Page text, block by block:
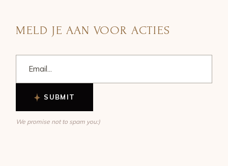
MELD JE AAN VOOR ACTIES
SUBMIT
We promise not to spam you:)